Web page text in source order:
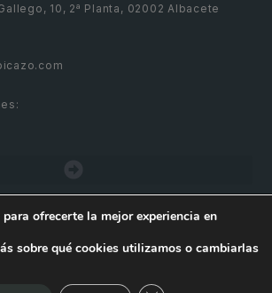
10, 2ª Planta, 02002 Albacete
Copyright 2026. Todos los derechos
ofrecerte la mejor experiencia en
sobre qué cookies utilizamos o cambiarlas